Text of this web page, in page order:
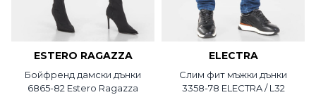
ESTERO RAGAZZA
Бойфренд дамски дънки
6865-82 Estero Ragazza
ELECTRA
Слим фит мъжки дънки
3358-78 ELECTRA / L32